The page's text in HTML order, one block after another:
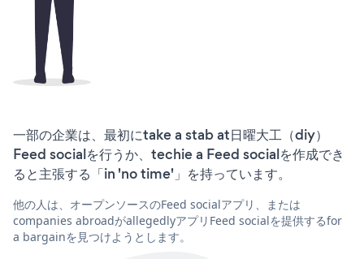
一部の企業は、最初にtake a stab at日曜大工（diy）
Feed socialを行うか、techie a Feed socialを作成でき
ると主張する「in 'no time'」を持っています。
他の人は、オープンソースのFeed socialアプリ、または
companies abroadがallegedlyアプリFeed socialを提供するfor
a bargainを見つけようとします。